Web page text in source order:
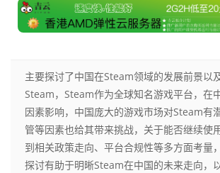
主要探讨了中国在Steam领域的发展前景以
Steam，Steam作为全球知名游戏平台，在
因素影响，中国庞大的游戏市场对Steam有
管等因素也给其带来挑战，关于能否继续使
到相关政策走向、平台合规性等多方面考量
探讨有助于明晰Steam在中国的未来走向，